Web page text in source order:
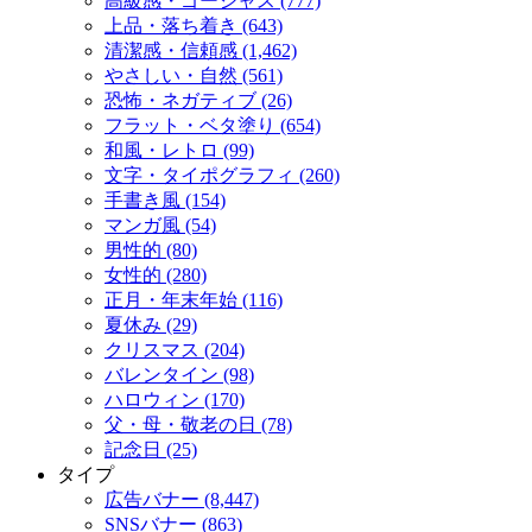
上品・落ち着き (643)
清潔感・信頼感 (1,462)
やさしい・自然 (561)
恐怖・ネガティブ (26)
フラット・ベタ塗り (654)
和風・レトロ (99)
文字・タイポグラフィ (260)
手書き風 (154)
マンガ風 (54)
男性的 (80)
女性的 (280)
正月・年末年始 (116)
夏休み (29)
クリスマス (204)
バレンタイン (98)
ハロウィン (170)
父・母・敬老の日 (78)
記念日 (25)
タイプ
広告バナー (8,447)
SNSバナー (863)